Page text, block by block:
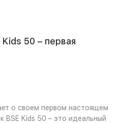
50 – первая
о своем первом настоящем
BSE Kids 50 – это идеальный